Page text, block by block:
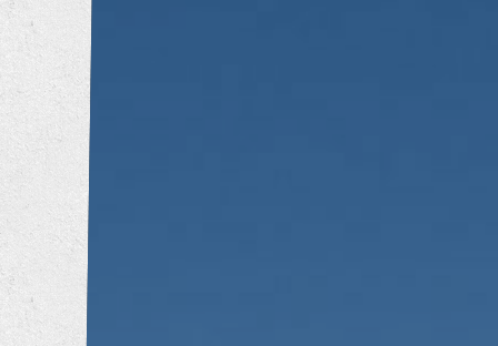
トイレリフォーム
洗面所リフォーム
浴室リフォーム